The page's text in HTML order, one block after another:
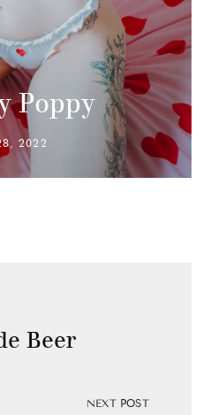
Poppy
2022
Beer
NEXT POST